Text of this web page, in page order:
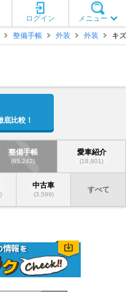
メニュー
ログイン
整備手帳 外装 外装 キ
底比較！
整備手帳
(65,242)
愛車紹介
(18,801)
中古車
(3,599)
すべて